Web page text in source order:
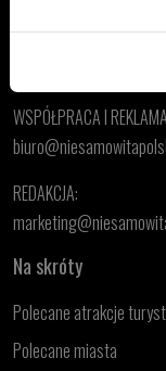
WSPÓŁPRACA I
REDAKCJA:
Na skróty
Polecane atrakcje
Polecane miasta